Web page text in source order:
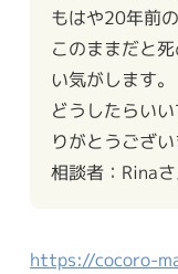
もはや20年前
このままだと
い気がします。
どうしたらい
りがとうござい
相談者：Rina
https://cocoro-